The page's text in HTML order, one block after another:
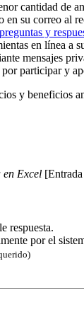
cantidad de
en su correo al
preguntas y
en línea a
mensajes
por participar y
y beneficios
Excel
respuesta.
por el